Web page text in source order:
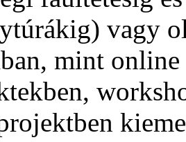
vagy
mint online